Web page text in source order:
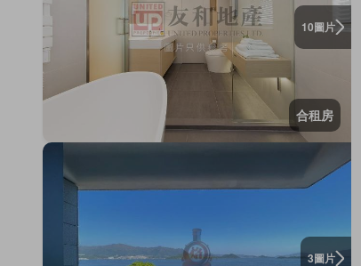
10圖片
合租房
3圖片